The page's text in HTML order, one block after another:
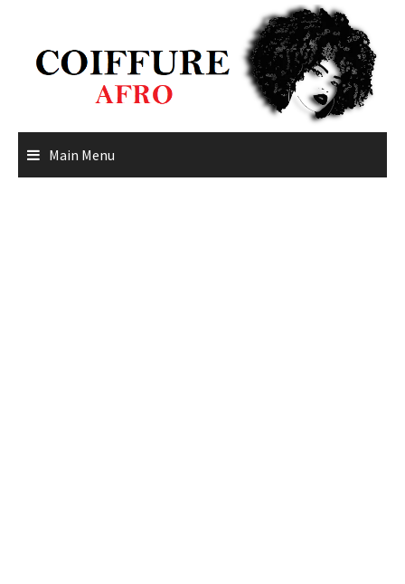
content
Main Menu